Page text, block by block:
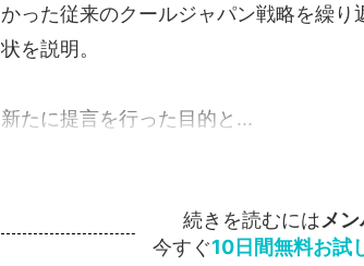
かった従来のクールジャパン戦略を繰
状を説明。
新たに提言を行った目的と...
続きを読むにはメ
今すぐ10日間無料お試